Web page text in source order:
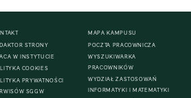
STRONY
W INSTYTUCIE
COOKIES
PRYWATNOŚCI
SGGW
MAPA KAMPUSU
POCZTA PRACOWNICZA
WYSZUKIWARKA
PRACOWNIKÓW
WYDZIAŁ ZASTOSOWAŃ
INFORMATYKI I MATEMATYKI